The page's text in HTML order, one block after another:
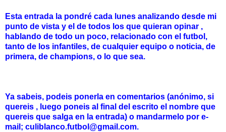
Esta entrada la pondré cada lunes analizando desde mi
punto de vista y el de todos los que quieran opinar ,
hablando de todo un poco, relacionado con el futbol,
tanto de los infantiles, de cualquier equipo o noticia, de
primera, de champions, o lo que sea.
Ya sabeis, podeis ponerla en comentarios (anónimo, si
quereis , luego poneis al final del escrito el nombre que
quereis que salga en la entrada) o mandarmelo por e-
mail; culiblanco.futbol@gmail.com.